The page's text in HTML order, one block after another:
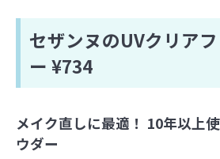
セザンヌのUVクリア
ー ¥734
メイク直しに最適！ 10年以上
ウダー